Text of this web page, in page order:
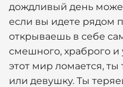
дождливый день
если вы идете рядом
открываешь в себе
смешного, храброго и
этот мир ломается,
или девушку. Ты